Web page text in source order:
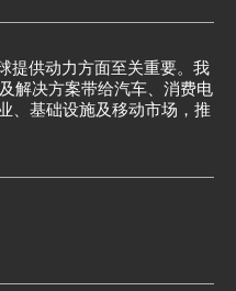
提供动力方面至关重要。我
解决方案带给汽车、消费电
、基础设施及移动市场，推